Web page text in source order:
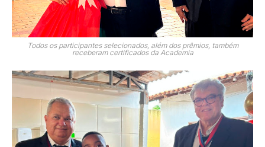
Todos os participantes selecionados, além dos prêmios, também
receberam certificados da Academia